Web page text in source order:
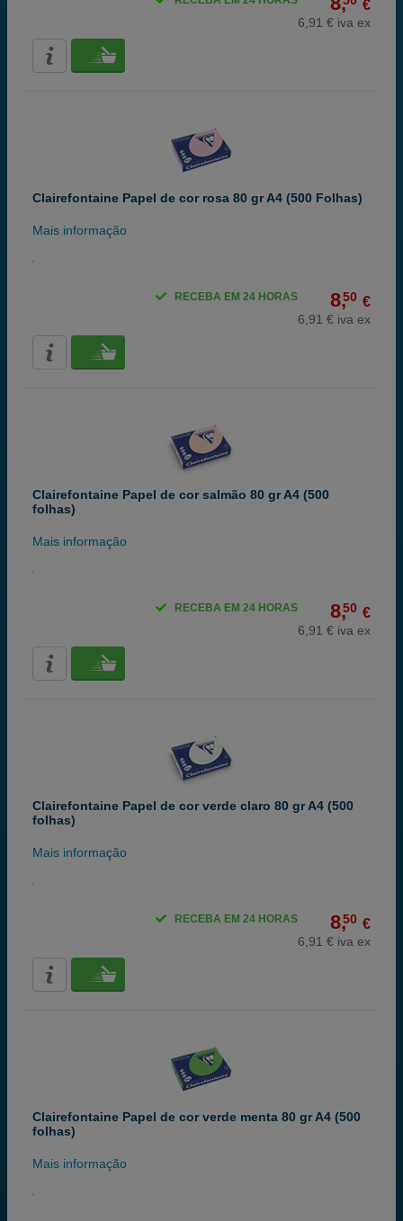
€
6,91 € iva ex
Clairefontaine Papel de cor rosa 80 gr A4 (500 Folhas)
Mais informação
8,50 €
6,91 € iva ex
RECEBA EM 24 HORAS
Clairefontaine Papel de cor salmão 80 gr A4 (500
folhas)
Mais informação
8,50 €
6,91 € iva ex
RECEBA EM 24 HORAS
Clairefontaine Papel de cor verde claro 80 gr A4 (500
folhas)
Mais informação
8,50 €
6,91 € iva ex
RECEBA EM 24 HORAS
Clairefontaine Papel de cor verde menta 80 gr A4 (500
folhas)
Mais informação